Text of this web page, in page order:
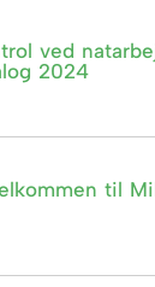
ved
2024
til